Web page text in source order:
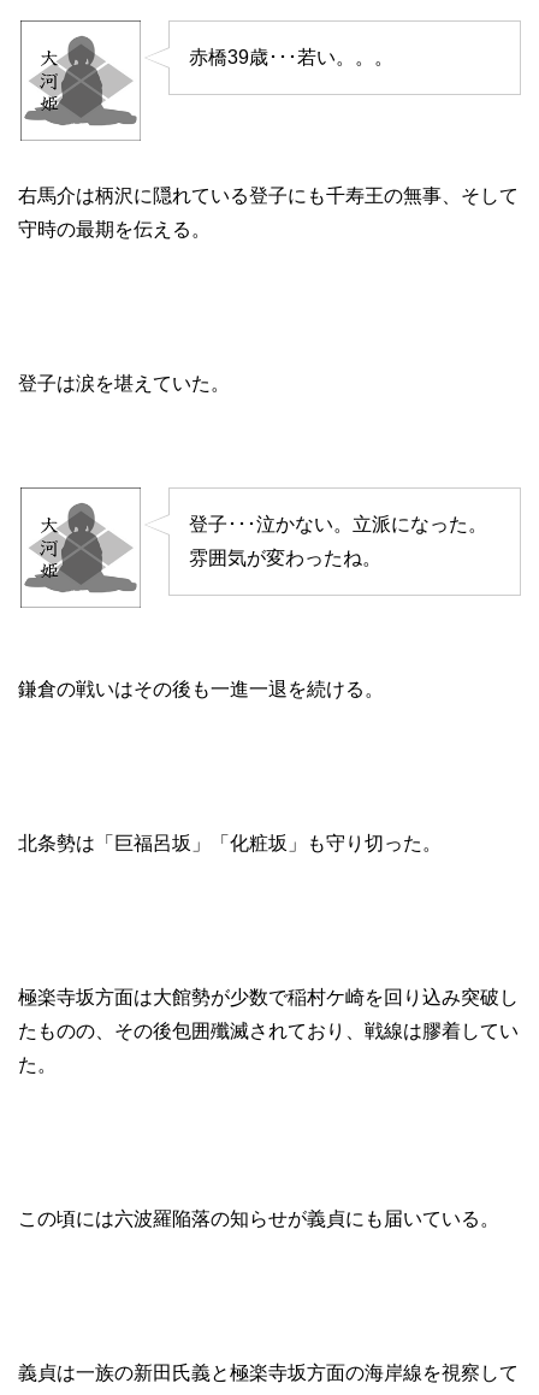
赤橋39歳･･･若い。。。
右馬介は柄沢に隠れている登子にも千寿王の無事、そして
守時の最期を伝える。
登子は涙を堪えていた。
登子･･･泣かない。立派になった。
雰囲気が変わったね。
鎌倉の戦いはその後も一進一退を続ける。
北条勢は「巨福呂坂」「化粧坂」も守り切った。
極楽寺坂方面は大館勢が少数で稲村ケ崎を回り込み突破し
たものの、その後包囲殲滅されており、戦線は膠着してい
た。
この頃には六波羅陥落の知らせが義貞にも届いている。
義貞は一族の新田氏義と極楽寺坂方面の海岸線を視察して